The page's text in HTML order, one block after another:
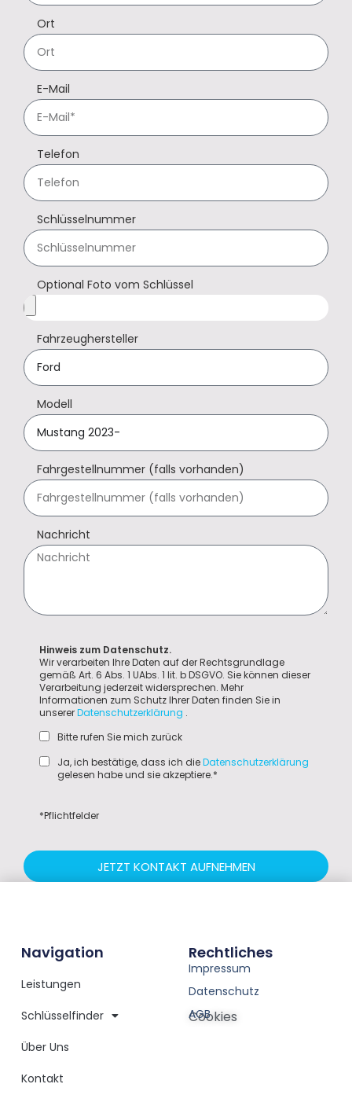
Ort
E-Mail
Telefon
Schlüsselnummer
Optional Foto vom Schlüssel
Fahrzeughersteller
Modell
Fahrgestellnummer (falls vorhanden)
Nachricht
Hinweis zum Datenschutz.
Wir verarbeiten Ihre Daten auf der Rechtsgrundlage
gemäß Art. 6 Abs. 1 UAbs. 1 lit. b DSGVO. Sie können dieser
Verarbeitung jederzeit widersprechen. Mehr
Informationen zum Schutz Ihrer Daten finden Sie in
unsererDatenschutzerklärung .
Bitte rufen Sie mich zurück
Ja, ich bestätige, dass ich dieDatenschutzerklärung
gelesen habe und sie akzeptiere.*
*Pflichtfelder
JETZT KONTAKT AUFNEHMEN
Navigation
Leistungen
Schlüsselfinder
Über Uns
Kontakt
Rechtliches
Impressum
Datenschutz
AGB
Cookies